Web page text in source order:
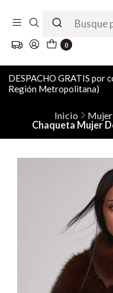
0
DESPACHO GRATIS por
Región Metropolitana)
Inicio Mujer
Chaqueta Mujer